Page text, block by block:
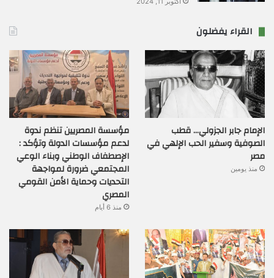
القراء يفضلون
الإمام جابر الجزولي… قطب
الصوفية وسفير الحب الإلهي في
مصر
منذ يومين
مؤسسة المصريين تنظم ندوة
لدعم مؤسسات الدولة وتؤكد :
الإصطفاف الوطني وبناء الوعي
المجتمعي ضرورة لمواجهة
التحديات وحماية الأمن القومي
المصري
منذ 6 أيام